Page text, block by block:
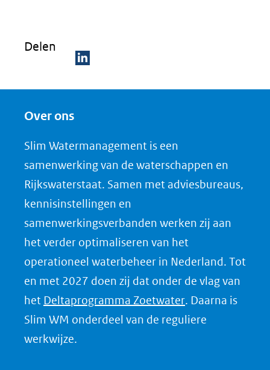
Delen
n
o
p
L
i
n
k
e
d
I
Over ons
Slim Watermanagement is een
samenwerking van de waterschappen en
Rijkswaterstaat. Samen met adviesbureaus,
kennisinstellingen en
samenwerkingsverbanden werken zij aan
het verder optimaliseren van het
operationeel waterbeheer in Nederland. Tot
en met 2027 doen zij dat onder de vlag van
het Deltaprogramma Zoetwater(opent
in
. Daarna is
Slim WM onderdeel van de reguliere
werkwijze.